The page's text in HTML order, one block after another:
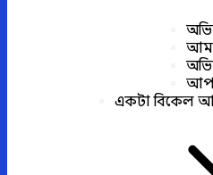
একটা বিকেল